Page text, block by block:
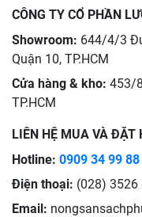
CÔNG TY CỔ PHẦN
Showroom: 644/4/3
Quận 10, TP.HCM
Cửa hàng & kho: 453/
TP.HCM
LIÊN HỆ MUA VÀ ĐẶT
Hotline: 0909 34 99 88
Điện thoại: (028) 3526
Email: